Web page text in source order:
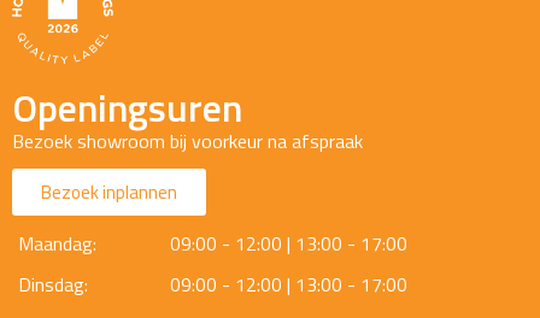
Openingsuren
Bezoek showroom bij voorkeur na afspraak
Bezoek inplannen
Maandag:
09:00 - 12:00 | 13:00 - 17:00
Dinsdag:
09:00 - 12:00 | 13:00 - 17:00